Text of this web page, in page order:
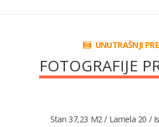
UNUTRAŠNJI
FOTOGRAFIJE
Stan 37,23 M2 / Lamela 20 /